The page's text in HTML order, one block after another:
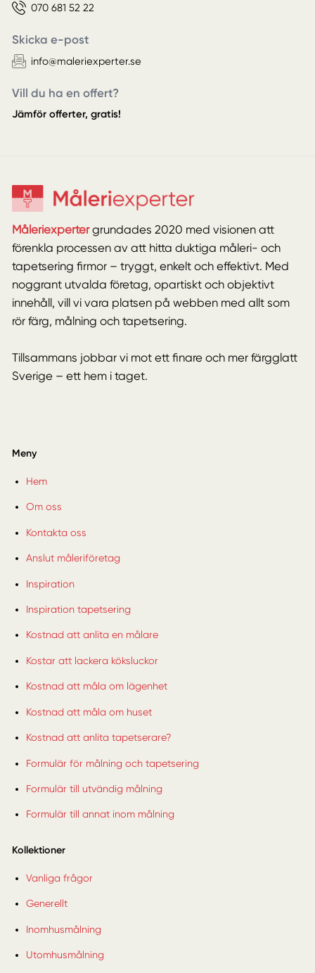
070 681 52 22
Skicka e-post
info@maleriexperter.se
Vill du ha en offert?
Jämför offerter, gratis!
Måleriexpertergrundades 2020 med visionen att
förenkla processen av att hitta duktiga måleri- och
tapetsering firmor – tryggt, enkelt och effektivt. Med
noggrant utvalda företag, opartiskt och objektivt
innehåll, vill vi vara platsen på webben med allt som
rör färg, målning och tapetsering.
Tillsammans jobbar vi mot ett finare och mer färgglatt
Sverige – ett hem i taget.
Meny
Hem
Om oss
Kontakta oss
Anslut måleriföretag
Inspiration
Inspiration tapetsering
Kostnad att anlita en målare
Kostar att lackera köksluckor
Kostnad att måla om lägenhet
Kostnad att måla om huset
Kostnad att anlita tapetserare?
Formulär för målning och tapetsering
Formulär till utvändig målning
Formulär till annat inom målning
Kollektioner
Vanliga frågor
Generellt
Inomhusmålning
Utomhusmålning